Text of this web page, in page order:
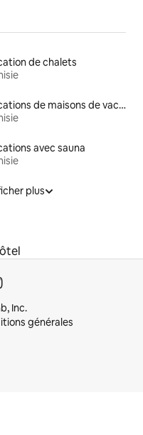
de chalets
Locations de maisons de vacances
avec sauna
plus
Inc.
générales